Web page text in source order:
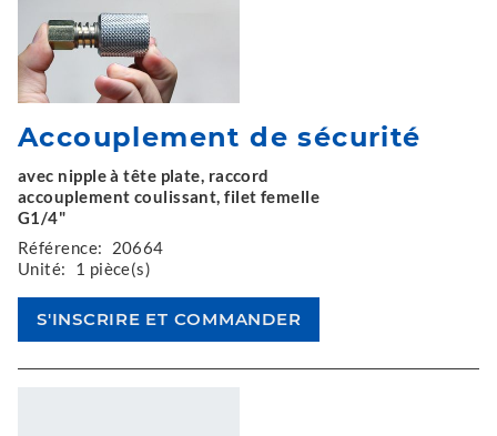
Accouplement de sécurité
avec nipple à tête plate, raccord
accouplement coulissant, filet femelle
G1/4"
Référence:
20664
Unité:
1 pièce(s)